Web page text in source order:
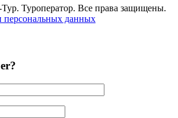
Туроператор. Все права защищены.
персональных данных